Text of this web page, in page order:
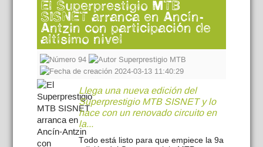
El Superprestigio MTB
SISNET arranca en Ancín-
Antzin con participación de
altísimo nivel
94
Superprestigio MTB
2024-03-13 11:40:29
Llega una nueva edición del
Superprestigio MTB SISNET y lo
hace con un renovado circuito en
la...
Todo está listo para que empiece la 9a